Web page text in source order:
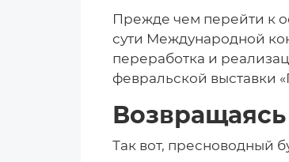
Прежде чем перейти к
сути Международной
переработка и
февральской выставки
Так вот, пресноводный